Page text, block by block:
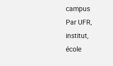
campus
Par UFR,
institut,
école